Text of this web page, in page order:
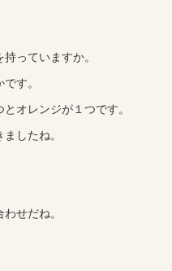
っていますか。
す。
オレンジが１つです。
したね。
せだね。